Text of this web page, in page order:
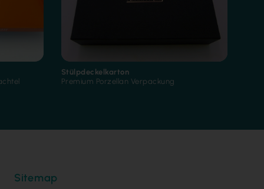
Stülpdeckelkarton
Premium Porzellan Verpackung
Sitemap